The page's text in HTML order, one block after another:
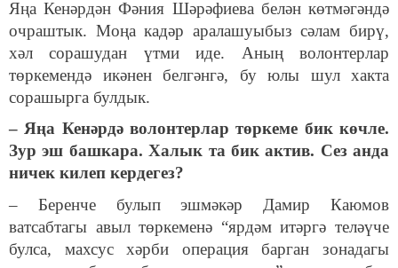
Яңа Кенәрдән Фәния Шәрәфиева белән көтмәгәндә
очраштык. Моңа кадәр аралашуыбыз сәлам бирү,
хәл сорашудан үтми иде. Аның волонтерлар
төркемендә икәнен белгәнгә, бу юлы шул хакта
сорашырга булдык.
– Яңа Кенәрдә волонтерлар төркеме бик көчле.
Зур эш башкара. Халык та бик актив. Сез анда
ничек килеп кердегез?
– Беренче булып эшмәкәр Дамир Каюмов
ватсабтагы авыл төркеменә “ярдәм итәргә теләүче
булса, махсус хәрби операция барган зонадагы